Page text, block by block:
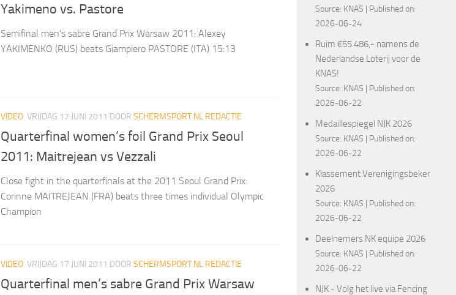
Yakimeno vs. Pastore
Semifinal men’s sabre Grand Prix Warsaw 2011: Alexey
YAKIMENKO (RUS) beats Giampiero PASTORE (ITA) 15:13
VIDEO VRIJDAG 17 JUNI 2011 DOOR SCHERMSPORT.NL REDACTIE
Quarterfinal women’s foil Grand Prix Seoul
2011: Maitrejean vs Vezzali
Close fight in the quarterfinals at the 2011 Seoul Grand Prix:
Corinne MAITREJEAN (FRA) beats three times individual Olympic
Champion
VIDEO VRIJDAG 17 JUNI 2011 DOOR SCHERMSPORT.NL REDACTIE
Quarterfinal men’s sabre Grand Prix Warsaw
Source: KNAS
Published on:
2026-06-24
Ruim €55.486,- namens de
Nederlandse Loterij voor de
KNAS!
Source: KNAS
Published on:
2026-06-22
Medaillespiegel NJK 2026
Source: KNAS
Published on:
2026-06-22
Klassement Verenigingsbeker
2026
Source: KNAS
Published on:
2026-06-22
Deelnemers NK equipe 2026
Source: KNAS
Published on:
2026-06-22
NJK - Volg het live via Fencing